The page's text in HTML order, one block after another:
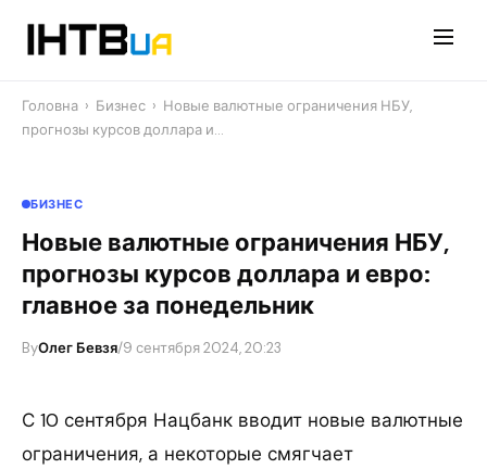
Головна › Бизнес › Новые валютные ограничения НБУ,
прогнозы курсов доллара и…
БИЗНЕС
Новые валютные ограничения НБУ,
прогнозы курсов доллара и евро:
главное за понедельник
ByОлег Бевзя/9 сентября 2024, 20:23
С 10 сентября Нацбанк вводит новые валютные
ограничения, а некоторые смягчает